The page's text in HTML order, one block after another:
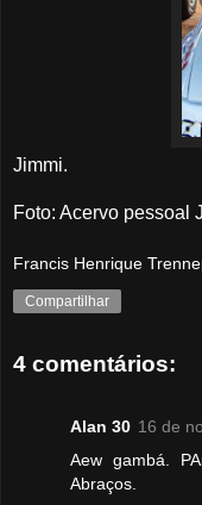
Jimmi.
Foto: Acervo pessoal
Francis Henrique
Compartilhar
4 comentários:
Alan 30 16 de
Aew gambá.
Abraços.